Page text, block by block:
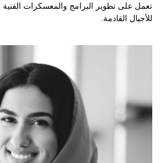
تعمل على تطوير البرامج والمعسكرات الفنية
للأجيال القادمة.